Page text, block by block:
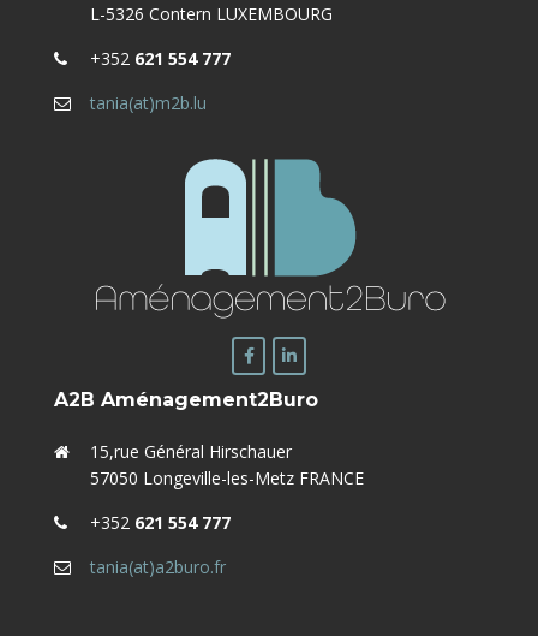
L-5326 Contern LUXEMBOURG
+352 621 554 777
tania(at)m2b.lu
A2B Aménagement2Buro
15,rue Général Hirschauer
57050 Longeville-les-Metz FRANCE
+352 621 554 777
tania(at)a2buro.fr